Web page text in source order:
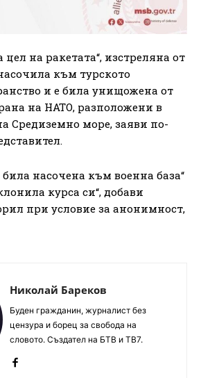
цел на ракетата“, изстреляна от
към турското
и е била унищожена от
на НАТО, разположени в
Средиземно море, заяви по-
насочена към военна база“
курса си“, добави
при условие за анонимност,
Николай Бареков
Буден гражданин, журналист без
цензура и борец за свобода на
словото. Създател на БТВ и ТВ7.